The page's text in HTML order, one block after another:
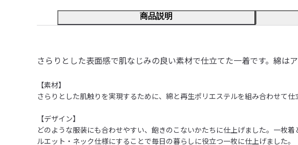
商品説明
さらりとした表面感で肌なじみの良い素材で仕立てた一着です。綿は
【素材】
さらりとした肌触りを実現するために、綿と再生ポリエステルを組み合わせて仕
【デザイン】
どのような服装にも合わせやすい、飽きのこないかたちに仕上げました。一枚
ルエット・ネック仕様にすることで毎日の暮らしに役立つ一枚に仕上げました。